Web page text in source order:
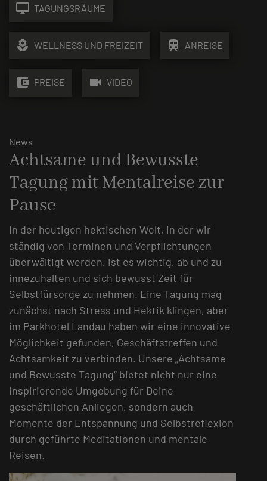
desktop_mac TAGUNGSRÄUME
local_florist WELLNESS UND FREIZEIT train ANREISE
account_balance_wallet PREISE videocam VIDEO
News
Achtsame und Bewusste
Tagung mit Mentalreise zur
Pause
In der heutigen hektischen Welt, in der wir
ständig von Terminen und Verpflichtungen
überwältigt werden, ist es wichtig, ab und zu
innezuhalten und sich bewusst Zeit für
Selbstfürsorge zu nehmen. Eine Tagung mag
zunächst nach Stress und Hektik klingen, aber
im Parkhotel Landau haben wir eine innovative
Möglichkeit gefunden, Geschäftstreffen und
Achtsamkeit zu verbinden. Unsere „Achtsame
und Bewusste Tagung“ bietet nicht nur eine
inspirierende Umgebung für Deine
geschäftlichen Anliegen, sondern auch
Momente der Entspannung und Selbstreflexion
durch geführte Meditationen und mentale
Reisen.